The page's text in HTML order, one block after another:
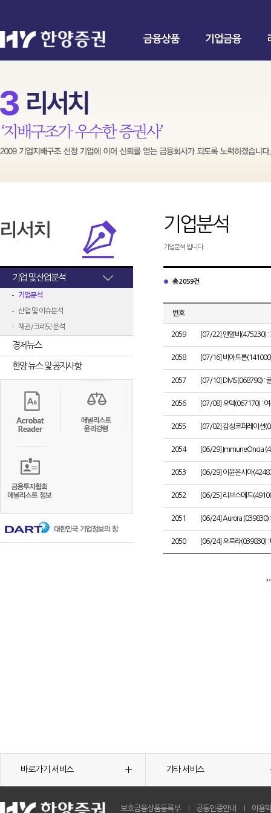
금융상품 기업금융
기업 및 산업분석
기업분석
산업 및 이슈분석
채권/크레딧 분석
경제뉴스
한양 뉴스 및 공지사항
기업분석
기업분석 입니다.
총 2059건
번호
2059 [07/22] 엔알비(475230) :
2058 [07/16] 비아트론
2057 [07/10] DMS(068790) :
2056 [07/08] 오텍(067170) :
2055 [07/02] 감성코퍼레이션
2054 [06/29] ImmuneOncia
2053 [06/29] 이뮨온시아
2052 [06/25] 리브스메드
2051 [06/24] Aurora
2050 [06/24] 오로라(039830) :
바로가기 서비스 기타 서비스
보호금융상품등록부 공동인증안내 이용